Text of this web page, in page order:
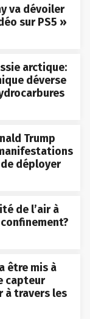
va dévoiler
sur PS5 »
arctique:
déverse
Trump
de déployer
de l’air à
être mis à
capteur
à travers les